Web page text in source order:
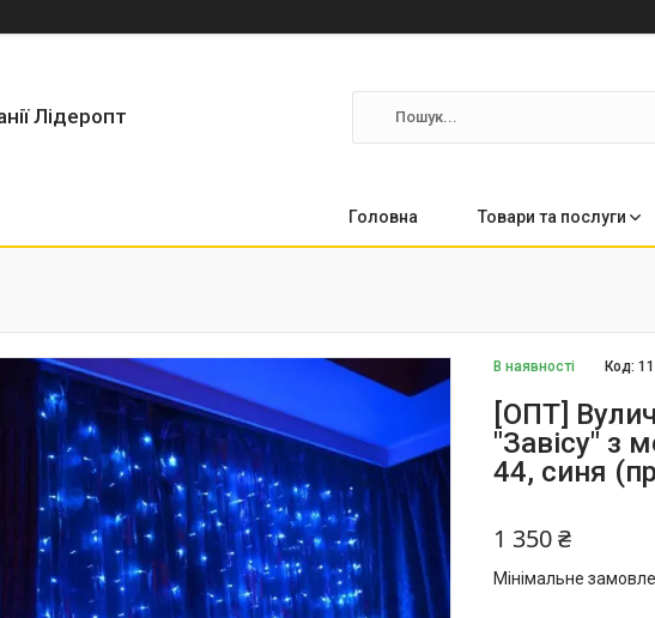
Лідеропт
Головна Товари та послуги
В наявності Код:
[ОПТ]
"Завісу" з
44, синя
1 350 ₴
Мінімальне